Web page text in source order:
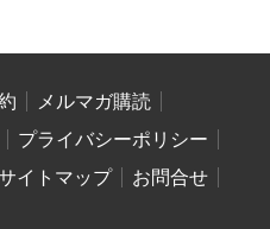
メルマガ購読
プライバシーポリシー
イトマップ
お問合せ